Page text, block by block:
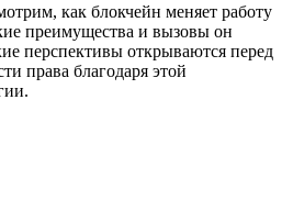
как блокчейн меняет работу
преимущества и вызовы он
перспективы открываются перед
права благодаря этой